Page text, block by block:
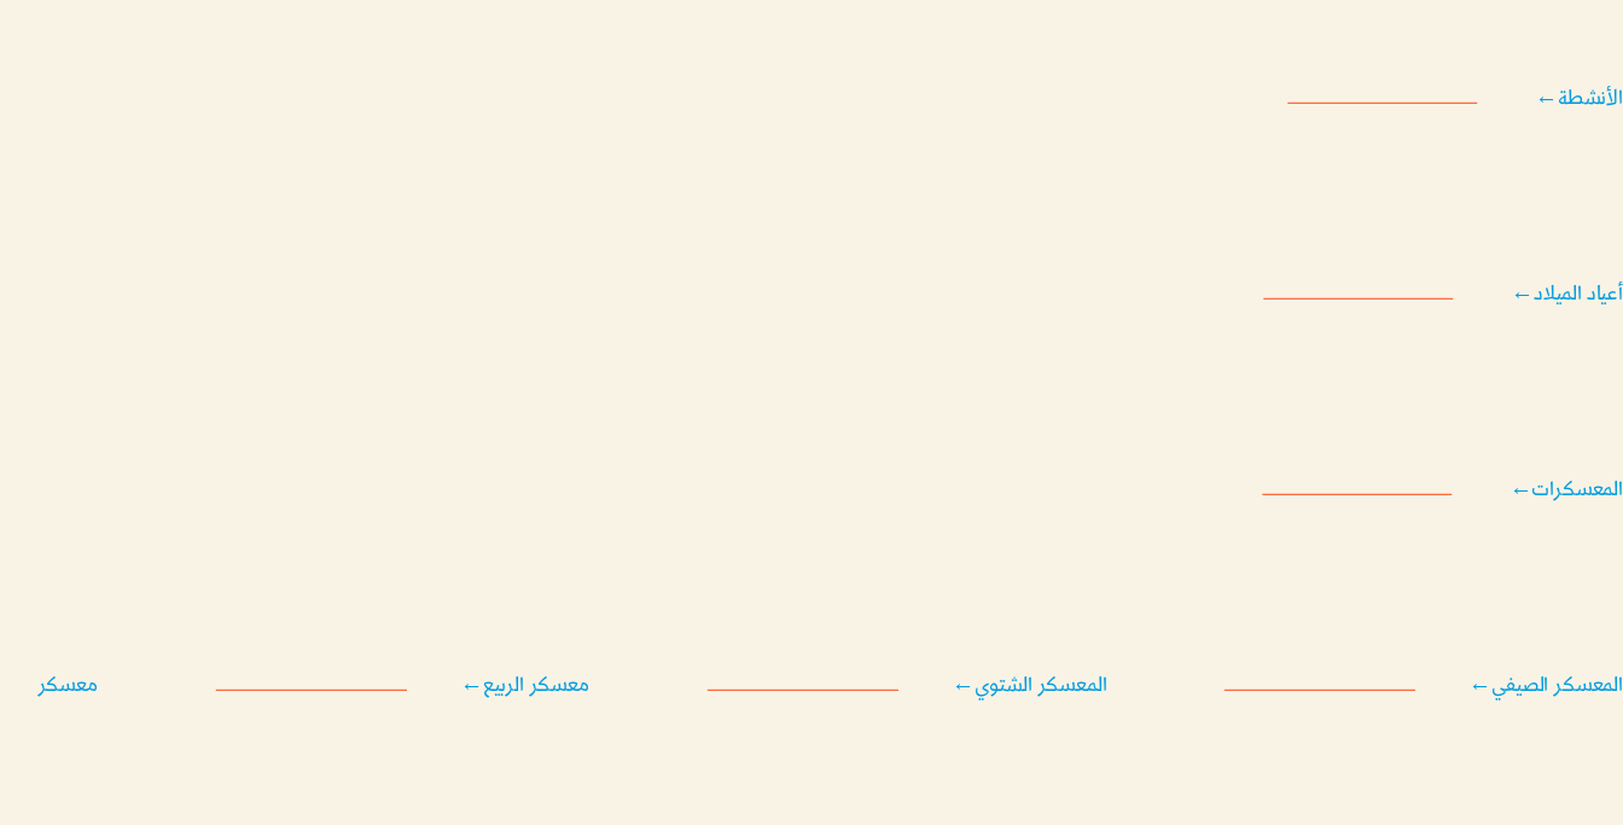
الأنشطة ←
أعياد الميلاد←
المعسكرات←
المعسكر الصيفي ← المعسكر الشتوي ← معسكر الربيع ← معسكر